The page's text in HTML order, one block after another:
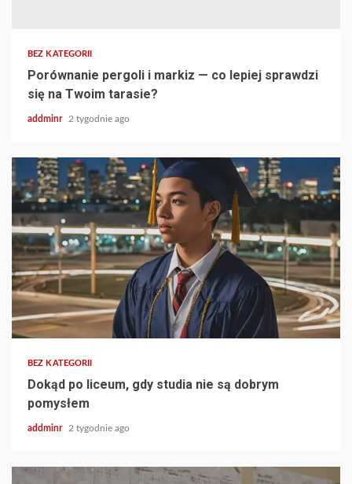
BEZ KATEGORII
Porównanie pergoli i markiz — co lepiej sprawdzi
się na Twoim tarasie?
addminr 2 tygodnie ago
BEZ KATEGORII
Dokąd po liceum, gdy studia nie są dobrym
pomysłem
addminr 2 tygodnie ago